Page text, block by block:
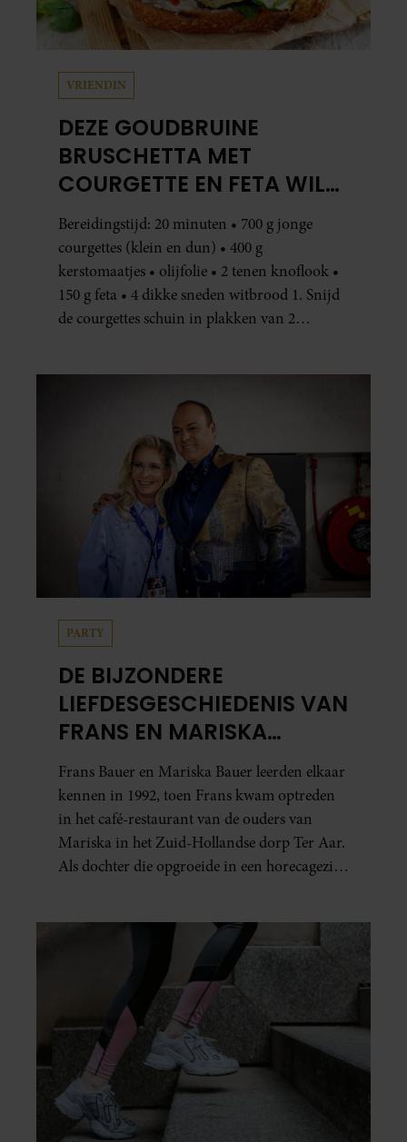
VRIENDIN
DEZE GOUDBRUINE
BRUSCHETTA MET
COURGETTE EN FETA WIL
JE METEEN MAKEN
Bereidingstijd: 20 minuten • 700 g jonge
courgettes (klein en dun) • 400 g
kerstomaatjes • olijfolie • 2 tenen knoflook •
150 g feta • 4 dikke sneden witbrood 1. Snijd
de courgettes schuin in plakken van 2
PARTY
DE BIJZONDERE
LIEFDESGESCHIEDENIS VAN
FRANS EN MARISKA
BAUER: OOK IN BED
ELKAARS EERSTE
Frans Bauer en Mariska Bauer leerden elkaar
kennen in 1992, toen Frans kwam optreden
in het café-restaurant van de ouders van
Mariska in het Zuid-Hollandse dorp Ter Aar.
Als dochter die opgroeide in een horecagezin